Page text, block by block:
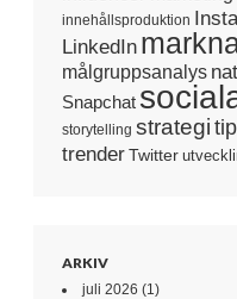
innehållsproduktion
LinkedIn
målgruppsanalys
Snapchat
storytelling strategi
trenderTwitter
ARKIV
juli 2026 (1)